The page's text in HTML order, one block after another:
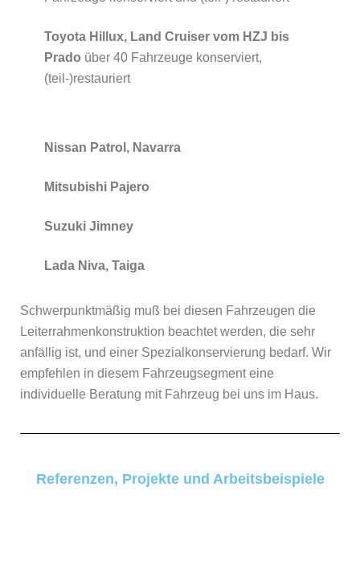
Toyota Hillux, Land Cruiser vom HZJ bis
Prado über 40 Fahrzeuge konserviert,
(teil-)restauriert
Nissan Patrol, Navarra
Mitsubishi Pajero
Suzuki Jimney
Lada Niva, Taiga
Schwerpunktmäßig muß bei diesen Fahrzeugen die
Leiterrahmenkonstruktion beachtet werden, die sehr
anfällig ist, und einer Spezialkonservierung bedarf. Wir
empfehlen in diesem Fahrzeugsegment eine
individuelle Beratung mit Fahrzeug bei uns im Haus.
Referenzen, Projekte und Arbeitsbeispiele